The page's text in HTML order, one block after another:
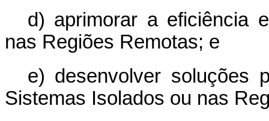
d) aprimorar a eficiência
nas Regiões Remotas; e
e) desenvolver soluções
Sistemas Isolados ou nas